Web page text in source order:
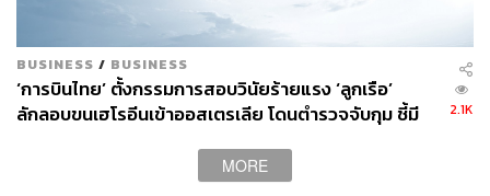
BUSINESS / BUSINESS
‘การบินไทย’ ตั้งกรรมการสอบวินัยร้ายแรง ‘ลูกเรือ’
ลักลอบขนเฮโรอีนเข้าออสเตรเลีย โดนตำรวจจับกุม ชี้มี
2.1K
MORE